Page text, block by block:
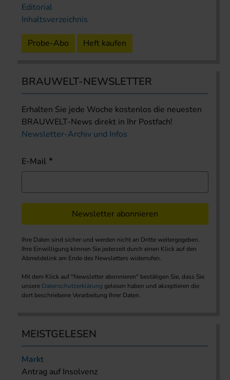
Editorial
Inhaltsverzeichnis
Probe-Abo Heft kaufen
BRAUWELT-NEWSLETTER
Erhalten Sie jede Woche kostenlos die neuesten
BRAUWELT-News direkt in Ihr Postfach!
Newsletter-Archiv und Infos
E-Mail
Newsletter abonnieren
Ihre Daten sind sicher und werden nicht an Dritte weitergegeben.
Ihre Einwilligung können Sie jederzeit durch einen Klick auf den
Abmeldelink am Ende des Newsletters widerrufen.
Mit dem Klick auf "Newsletter abonnieren" bestätigen Sie, dass Sie
unsere Datenschutzerklärung gelesen haben und akzeptieren die
dort beschriebene Verarbeitung Ihrer Daten.
MEISTGELESEN
Markt
Antrag auf Insolvenz